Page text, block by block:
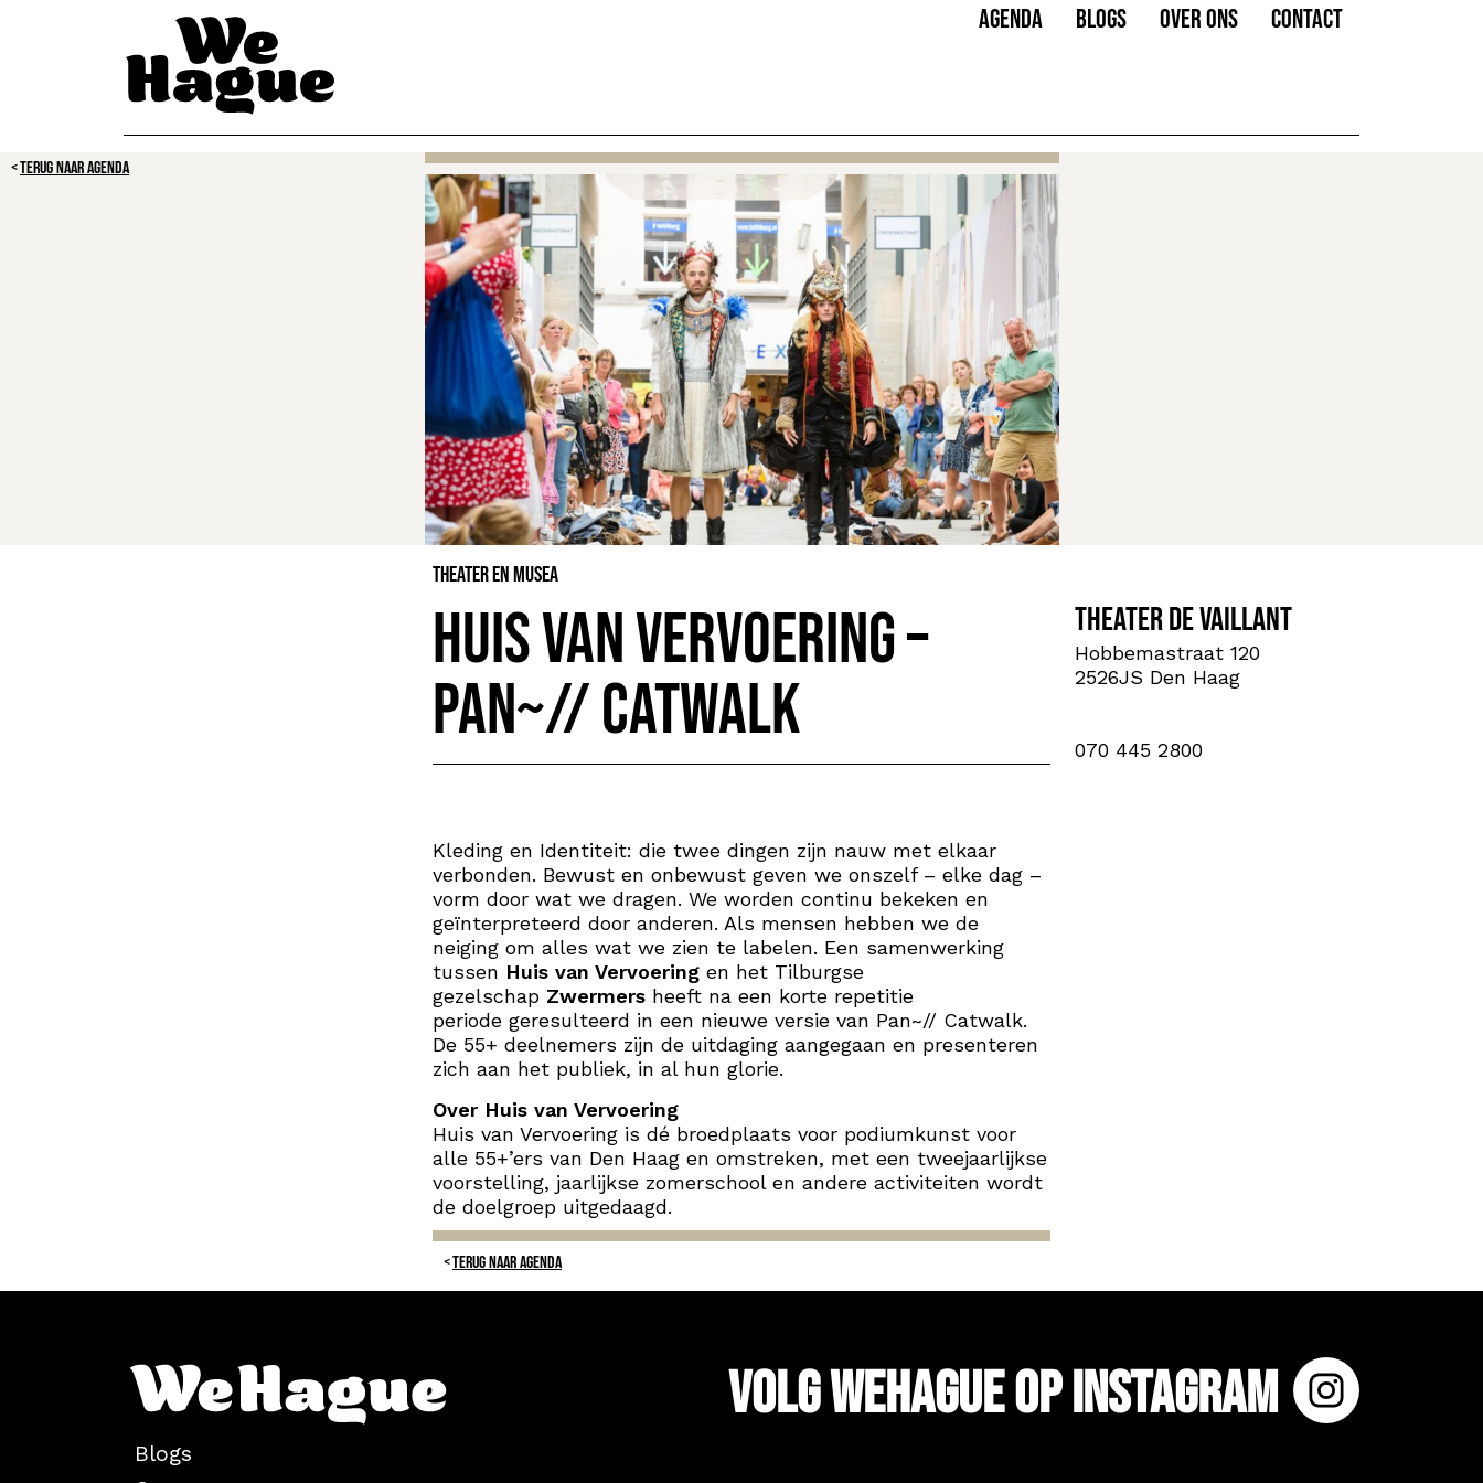
AGENDA BLOGS OVER ONS CONTACT
TERUG NAAR AGENDA
Theater en Musea
Huis van Vervoering –
Pan~// Catwalk
Kleding en Identiteit: die twee dingen zijn nauw met elkaar
verbonden. Bewust en onbewust geven we onszelf – elke dag –
vorm door wat we dragen. We worden continu bekeken en
geïnterpreteerd door anderen. Als mensen hebben we de
neiging om alles wat we zien te labelen. Een samenwerking
tussen Huis van Vervoering en het Tilburgse
gezelschap Zwermers heeft na een korte repetitie
periode geresulteerd in een nieuwe versie van Pan~// Catwalk.
De 55+ deelnemers zijn de uitdaging aangegaan en presenteren
zich aan het publiek, in al hun glorie.
Over Huis van Vervoering
Huis van Vervoering is dé broedplaats voor podiumkunst voor
alle 55+’ers van Den Haag en omstreken, met een tweejaarlijkse
voorstelling, jaarlijkse zomerschool en andere activiteiten wordt
de doelgroep uitgedaagd.
TERUG NAAR AGENDA
Theater De Vaillant
Hobbemastraat 120
2526JS Den Haag
070 445 2800
Blogs
Volg WeHague op Instagram